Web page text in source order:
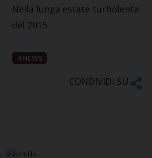
Nella lunga estate turbolenta
del 2015.
NEWS
CONDIVIDI SU